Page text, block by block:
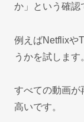
か」という確認
例えばNetflixや
うかを試します
すべての動画が
高いです。